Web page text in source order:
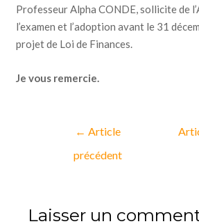
Professeur Alpha CONDE, sollicite de
l’examen et l’adoption avant le 31
projet de Loi de Finances.
Je vous remercie.
← Article
précédent
Laisser un